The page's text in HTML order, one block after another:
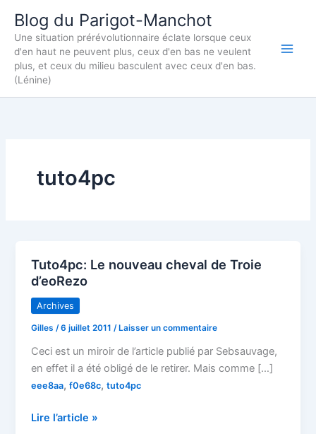
contenu
Blog du Parigot-Manchot
Une situation prérévolutionnaire éclate lorsque ceux
d'en haut ne peuvent plus, ceux d'en bas ne veulent
plus, et ceux du milieu basculent avec ceux d'en bas.
(Lénine)
tuto4pc
Tuto4pc: Le nouveau cheval de Troie
d’eoRezo
Archives
Gilles /6 juillet 2011 /Laisser un commentaire
Ceci est un miroir de l’article publié par Sebsauvage,
en effet il a été obligé de le retirer. Mais comme […]
eee8aa,f0e68c,tuto4pc
Tuto4pc:
Lire l’article »